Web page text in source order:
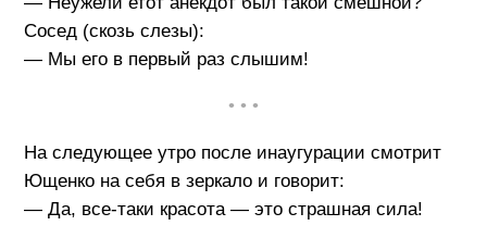
Сосед (скозь слезы):
— Мы его в первый раз слышим!
• • •
На следующее утро после инаугурации смотрит
Ющенко на себя в зеркало и говорит:
— Да, все-таки красота — это страшная сила!